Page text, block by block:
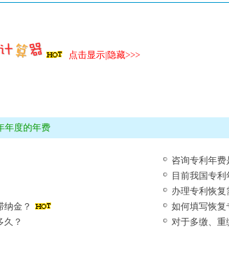
点击显示|隐藏>>>
年度的年费
咨询专利年费
目前我国专
办理专利恢复
纳金？
如何填写恢复
久？
对于多缴、重